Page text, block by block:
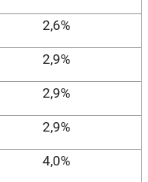
2,6%
2,9%
2,9%
2,9%
4,0%